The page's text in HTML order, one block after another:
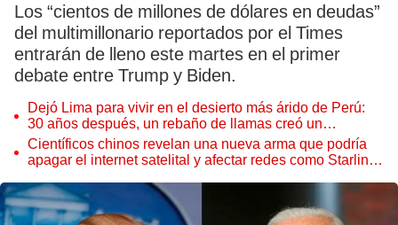
Los “cientos de millones de dólares en deudas”
del multimillonario reportados por el Times
entrarán de lleno este martes en el primer
debate entre Trump y Biden.
Dejó Lima para vivir en el desierto más árido de Perú:
30 años después, un rebaño de llamas creó un
sorprendente ecosistema
Científicos chinos revelan una nueva arma que podría
apagar el internet satelital y afectar redes como Starlink